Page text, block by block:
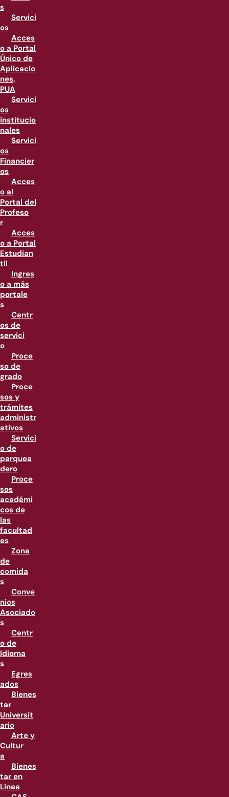
s
Servici
os
Acces
o a Portal
Único de
Aplicacio
nes,
PUA
Servici
os
institucio
nales
Servici
os
Financier
os
Acces
o al
Portal del
Profeso
r
Acces
o a Portal
Estudian
til
Ingres
o a más
portale
s
Centr
os de
servici
o
Proce
so de
grado
Proce
sos y
trámites
administr
ativos
Servici
o de
parquea
dero
Proce
sos
académi
cos de
las
facultad
es
Zona
de
comida
s
Conve
nios
Asociado
s
Centr
o de
Idioma
s
Egres
ados
Bienes
tar
Universit
ario
Arte y
Cultur
a
Bienes
tar en
Linea